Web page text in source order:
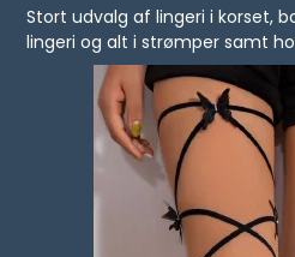
Stort udvalg af lingeri i korset,
lingeri og alt i strømper samt